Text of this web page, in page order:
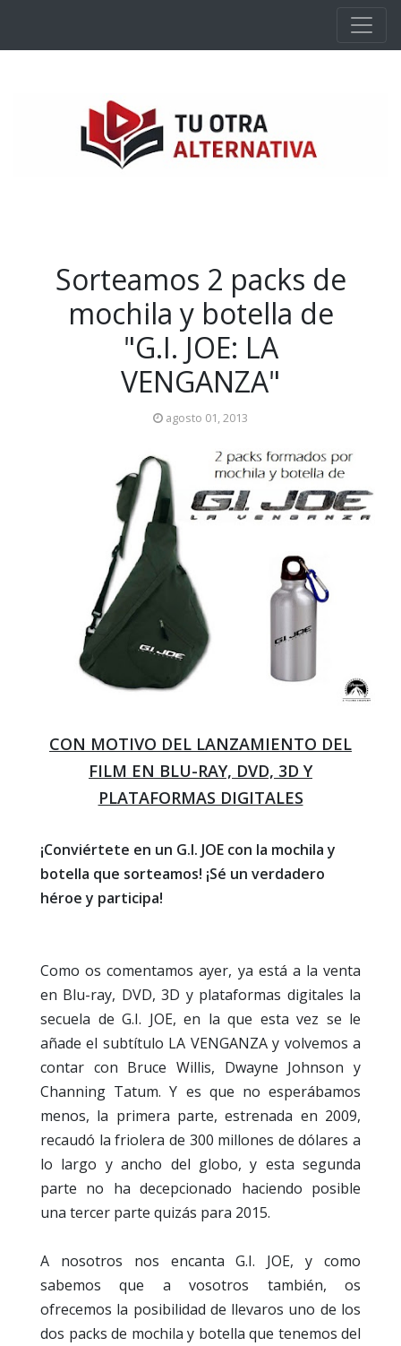
Sorteamos 2 packs de
mochila y botella de
"G.I. JOE: LA
VENGANZA"
agosto 01, 2013
CON MOTIVO DEL LANZAMIENTO DEL
FILM EN BLU-RAY, DVD, 3D Y
PLATAFORMAS DIGITALES
¡Conviértete en un G.I. JOE con la mochila y
botella que sorteamos! ¡Sé un verdadero
héroe y participa!
Como os comentamos ayer, ya está a la venta
en Blu-ray, DVD, 3D y plataformas digitales la
secuela de G.I. JOE, en la que esta vez se le
añade el subtítulo LA VENGANZA y volvemos a
contar con Bruce Willis, Dwayne Johnson y
Channing Tatum. Y es que no esperábamos
menos, la primera parte, estrenada en 2009,
recaudó la friolera de 300 millones de dólares a
lo largo y ancho del globo, y esta segunda
parte no ha decepcionado haciendo posible
una tercer parte quizás para 2015.
A nosotros nos encanta G.I. JOE, y como
sabemos que a vosotros también, os
ofrecemos la posibilidad de llevaros uno de los
dos packs de mochila y botella que tenemos del